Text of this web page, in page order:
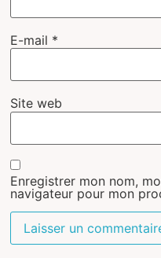
E-mail *
Site web
Enregistrer mon nom,
navigateur pour mon